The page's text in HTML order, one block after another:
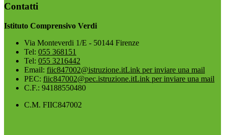
Contatti
Istituto Comprensivo Verdi
Via Monteverdi 1/E - 50144 Firenze
Tel: 055 368151
Tel: 055 3216442
Email: fiic847002@istruzione.itLink per inviare una mail
PEC: fiic847002@pec.istruzione.itLink per inviare una mail
C.F.: 94188550480
C.M. FIIC847002